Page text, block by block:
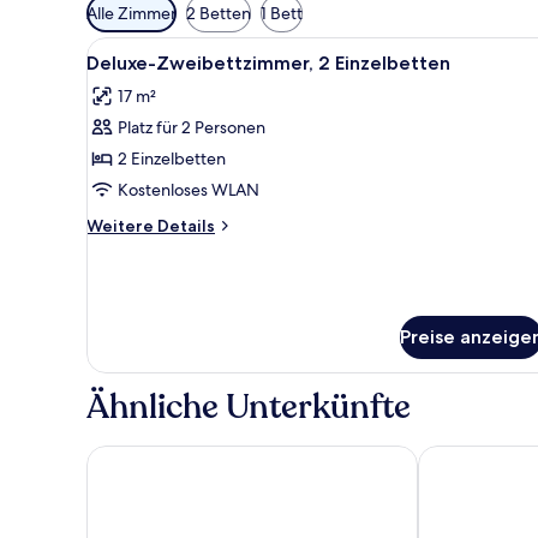
Verfügbare
Filter
für
Zimmer
Alle Zimmer 2 Betten 1 Bett
Alle
Fotos
für
Deluxe-
Zweibettzimmer,
2 Einzelbetten
anzeigen
Ein Hotelzimmer mit einem
4
Deluxe-Zweibettzimmer, 2 Einzelbetten
17 m²
Platz für 2 Personen
2 Einzelbetten
Kostenloses WLAN
Weitere Details
Weitere
Preise
Ähnliche Unterkünfte
Hotel Santika Lahat Lighthouse